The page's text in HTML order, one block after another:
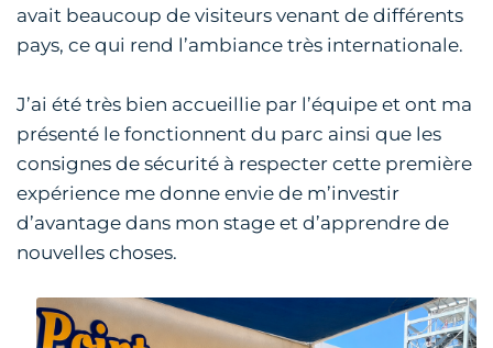
avait beaucoup de visiteurs venant de différents
pays, ce qui rend l’ambiance très internationale.
J’ai été très bien accueillie par l’équipe et ont ma
présenté le fonctionnent du parc ainsi que les
consignes de sécurité à respecter cette première
expérience me donne envie de m’investir
d’avantage dans mon stage et d’apprendre de
nouvelles choses.